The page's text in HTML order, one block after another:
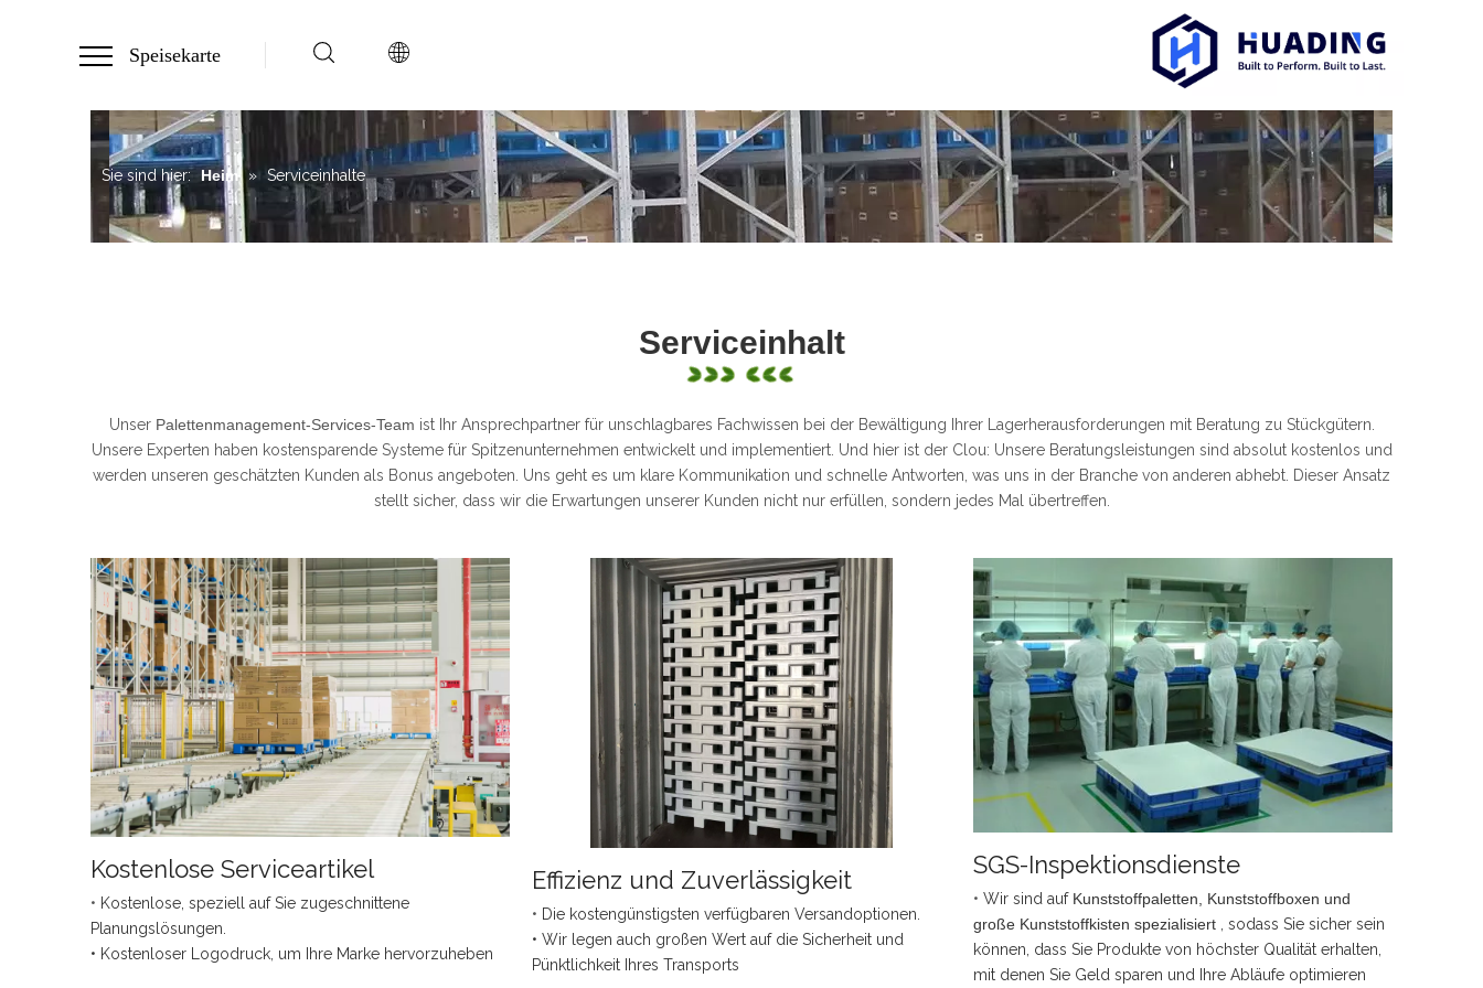
Speisekarte
Sie sind hier: Heim » Serviceinhalte
Serviceinhalt
Unser Palettenmanagement-Services-Team ist Ihr Ansprechpartner für unschlagbares Fachwissen bei der Bewältigung Ihrer Lagerherausforderungen mit Beratung zu Stückgütern.
Unsere Experten haben kostensparende Systeme für Spitzenunternehmen entwickelt und implementiert. Und hier ist der Clou: Unsere Beratungsleistungen sind absolut kostenlos und
werden unseren geschätzten Kunden als Bonus angeboten. Uns geht es um klare Kommunikation und schnelle Antworten, was uns in der Branche von anderen abhebt. Dieser Ansatz
stellt sicher, dass wir die Erwartungen unserer Kunden nicht nur erfüllen, sondern jedes Mal übertreffen.
Kostenlose Serviceartikel
• Kostenlose, speziell auf Sie zugeschnittene
Planungslösungen.
• Kostenloser Logodruck, um Ihre Marke hervorzuheben
Effizienz und Zuverlässigkeit
• Die kostengünstigsten verfügbaren Versandoptionen.
• Wir legen auch großen Wert auf die Sicherheit und
Pünktlichkeit Ihres Transports
SGS-Inspektionsdienste
• Wir sind auf Kunststoffpaletten, Kunststoffboxen und
große Kunststoffkisten spezialisiert , sodass Sie sicher sein
können, dass Sie Produkte von höchster Qualität erhalten,
mit denen Sie Geld sparen und Ihre Abläufe optimieren